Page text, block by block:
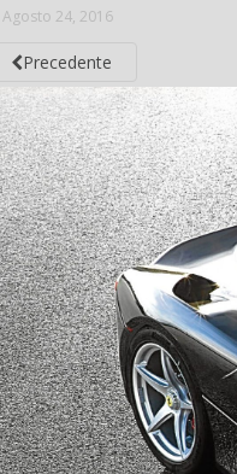
Agosto 24, 2016
Precedente